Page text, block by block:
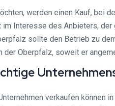
werden einen Kauf, bei
Interesse des Anbieters, der
sollte den Betrieb zu
der Oberpfalz, soweit er
verkaufen